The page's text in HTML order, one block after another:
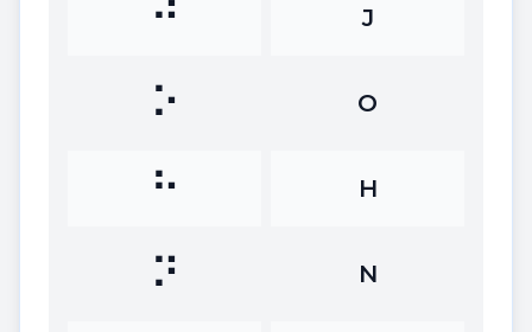
⠚ J
⠕ O
⠓ H
⠝ N